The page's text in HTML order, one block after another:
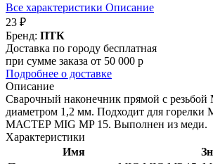
Все характеристики Описание
23 ₽
Бренд: ПТК
Доставка по городу бесплатная
при сумме заказа от 50 000 р
Подробнее о доставке
Описание
Сварочный наконечник прямой с резьбой
диаметром 1,2 мм. Подходит для горелки
МАСТЕР MIG MP 15. Выполнен из меди.
Характеристики
Имя